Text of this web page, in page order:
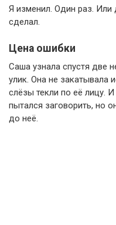
Я изменил. Один раз. Или
сделал.
Цена ошибки
Саша узнала спустя две
улик. Она не закатывала
слёзы текли по её лицу.
пытался заговорить, но
до неё.